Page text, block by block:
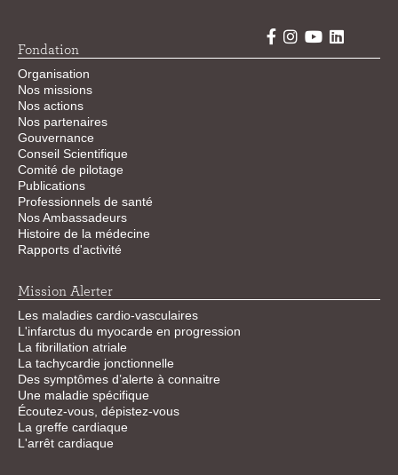
Fondation
Organisation
Nos missions
Nos actions
Nos partenaires
Gouvernance
Conseil Scientifique
Comité de pilotage
Publications
Professionnels de santé
Nos Ambassadeurs
Histoire de la médecine
Rapports d'activité
Mission Alerter
Les maladies cardio-vasculaires
L'infarctus du myocarde en progression
La fibrillation atriale
La tachycardie jonctionnelle
Des symptômes d’alerte à connaitre
Une maladie spécifique
Écoutez-vous, dépistez-vous
La greffe cardiaque
L'arrêt cardiaque